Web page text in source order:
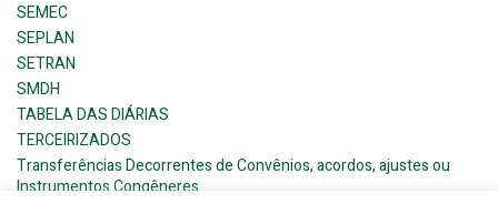
SEMEC
SEPLAN
SETRAN
SMDH
TABELA DAS DIÁRIAS
TERCEIRIZADOS
Transferências Decorrentes de Convênios, acordos, ajustes ou
Instrumentos Congêneres